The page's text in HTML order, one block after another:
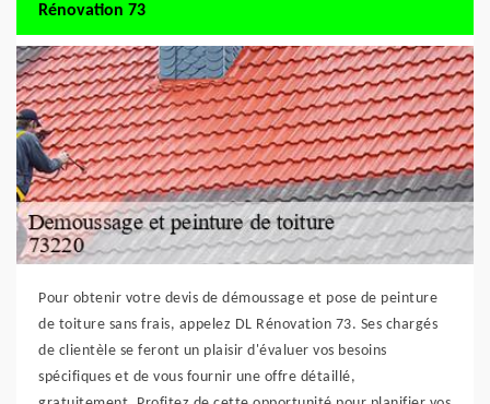
Rénovation 73
Pour obtenir votre devis de démoussage et pose de peinture
de toiture sans frais, appelez DL Rénovation 73. Ses chargés
de clientèle se feront un plaisir d'évaluer vos besoins
spécifiques et de vous fournir une offre détaillé,